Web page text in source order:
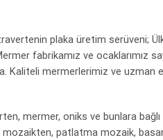
plaka üretim serüveni;
fabrikamız ve ocaklarımız
Kaliteli mermerlerimiz ve uzman
mermer, oniks ve bunlara
mozaikten, patlatma mozaik,